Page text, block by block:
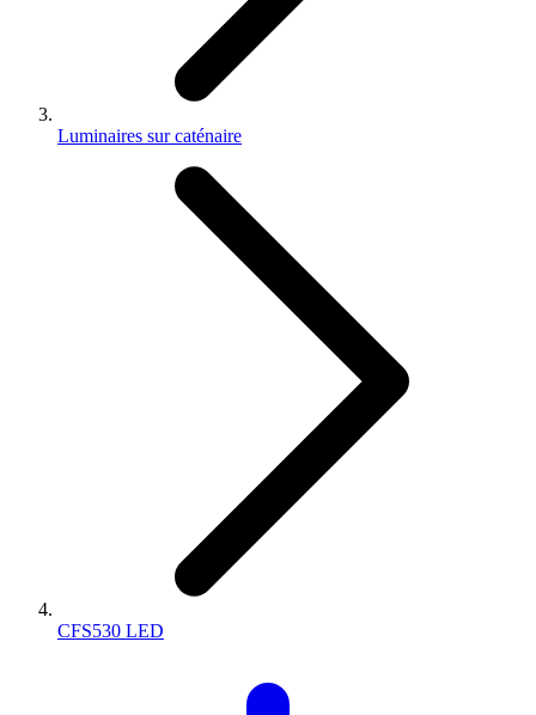
Luminaires sur caténaire
CFS530 LED